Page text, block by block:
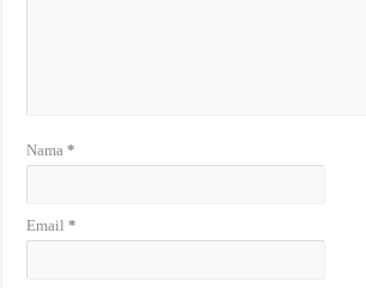
Nama*
Email*